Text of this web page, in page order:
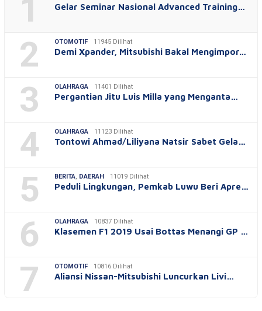
1 Gelar Seminar Nasional Advanced Training…
2 OTOMOTIF 11945 Dilihat
Demi Xpander, Mitsubishi Bakal Mengimpor…
3 OLAHRAGA 11401 Dilihat
Pergantian Jitu Luis Milla yang Menganta…
4 OLAHRAGA 11123 Dilihat
Tontowi Ahmad/Liliyana Natsir Sabet Gela…
5 BERITA, DAERAH 11019 Dilihat
Peduli Lingkungan, Pemkab Luwu Beri Apre…
6 OLAHRAGA 10837 Dilihat
Klasemen F1 2019 Usai Bottas Menangi GP …
7 OTOMOTIF 10816 Dilihat
Aliansi Nissan-Mitsubishi Luncurkan Livi…